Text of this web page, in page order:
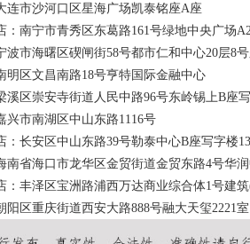
市沙河口区星海广场凯泰铭座A座
宁市青秀区东葛路161号绿地中央广场
市海曙区碶闸街58号都市仁和中心20层8
区文昌南路18号亨特国际金融中心
区崇安寺街道人民中路96号东岭锡上B座写
市南湖区中山东路1116号
安区中山东路39号勒泰中心B座写字楼13
省海口市龙华区金贸街道金贸东路4号华
泽区宝洲路浦西万达商业综合体1号建筑
区重庆街道西安大路888号融大天玺2221室